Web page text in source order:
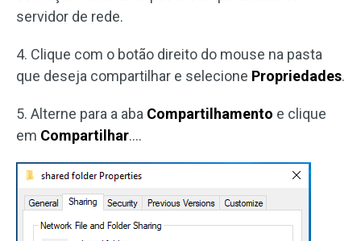
servidor de rede.
4. Clique com o botão direito do mouse na pasta
que deseja compartilhar e selecione Propriedades.
5. Alterne para a aba Compartilhamento e clique
em Compartilhar….